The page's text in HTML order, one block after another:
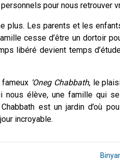
pour nous retrouver
plus. Les parents et les
cesse d’être un dortoir
libéré devient temps
‘Oneg Chabbath, le
nous élève, une famille qui
est un jardin d’où
incroyable.